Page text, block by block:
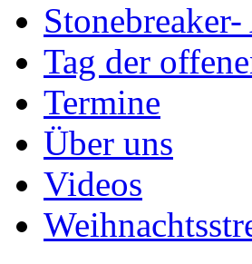
Tag der
Termine
Über uns
Videos